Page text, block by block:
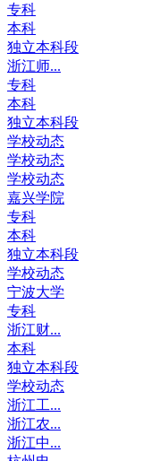
专科
本科
独立本科段
浙江师...
专科
本科
独立本科段
学校动态
学校动态
学校动态
嘉兴学院
专科
本科
独立本科段
学校动态
宁波大学
专科
浙江财...
本科
独立本科段
学校动态
浙江工...
浙江农...
浙江中...